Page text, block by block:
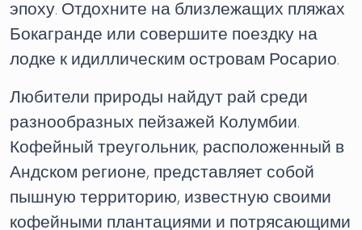
эпоху. Отдохните на близлежащих пляжах
Бокагранде или совершите поездку на
лодке к идиллическим островам Росарио.
Любители природы найдут рай среди
разнообразных пейзажей Колумбии.
Кофейный треугольник, расположенный в
Андском регионе, представляет собой
пышную территорию, известную своими
кофейными плантациями и потрясающими